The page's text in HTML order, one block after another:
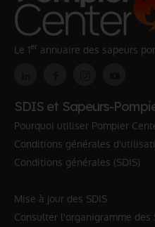
Le 1er annuaire des sapeurs
SDIS et Sapeurs-
Pourquoi utiliser Pompier
Conditions générales
Conditions générales (SDIS)
Mise à jour des SDIS
Consulter l'organigramme des